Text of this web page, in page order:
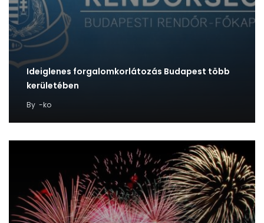
Ideiglenes forgalomkorlátozás Budapest több
kerületében
By -ko